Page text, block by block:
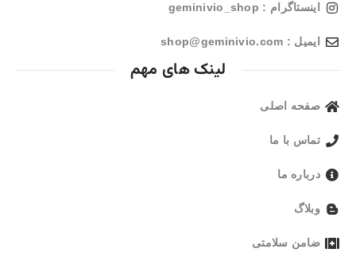
اینستاگرام : geminivio_shop
ایمیل : shop@geminivio.com​
لینک های مهم
صفحه اصلی
تماس با ما
درباره ما
وبلاگ
ضامن سلامتی